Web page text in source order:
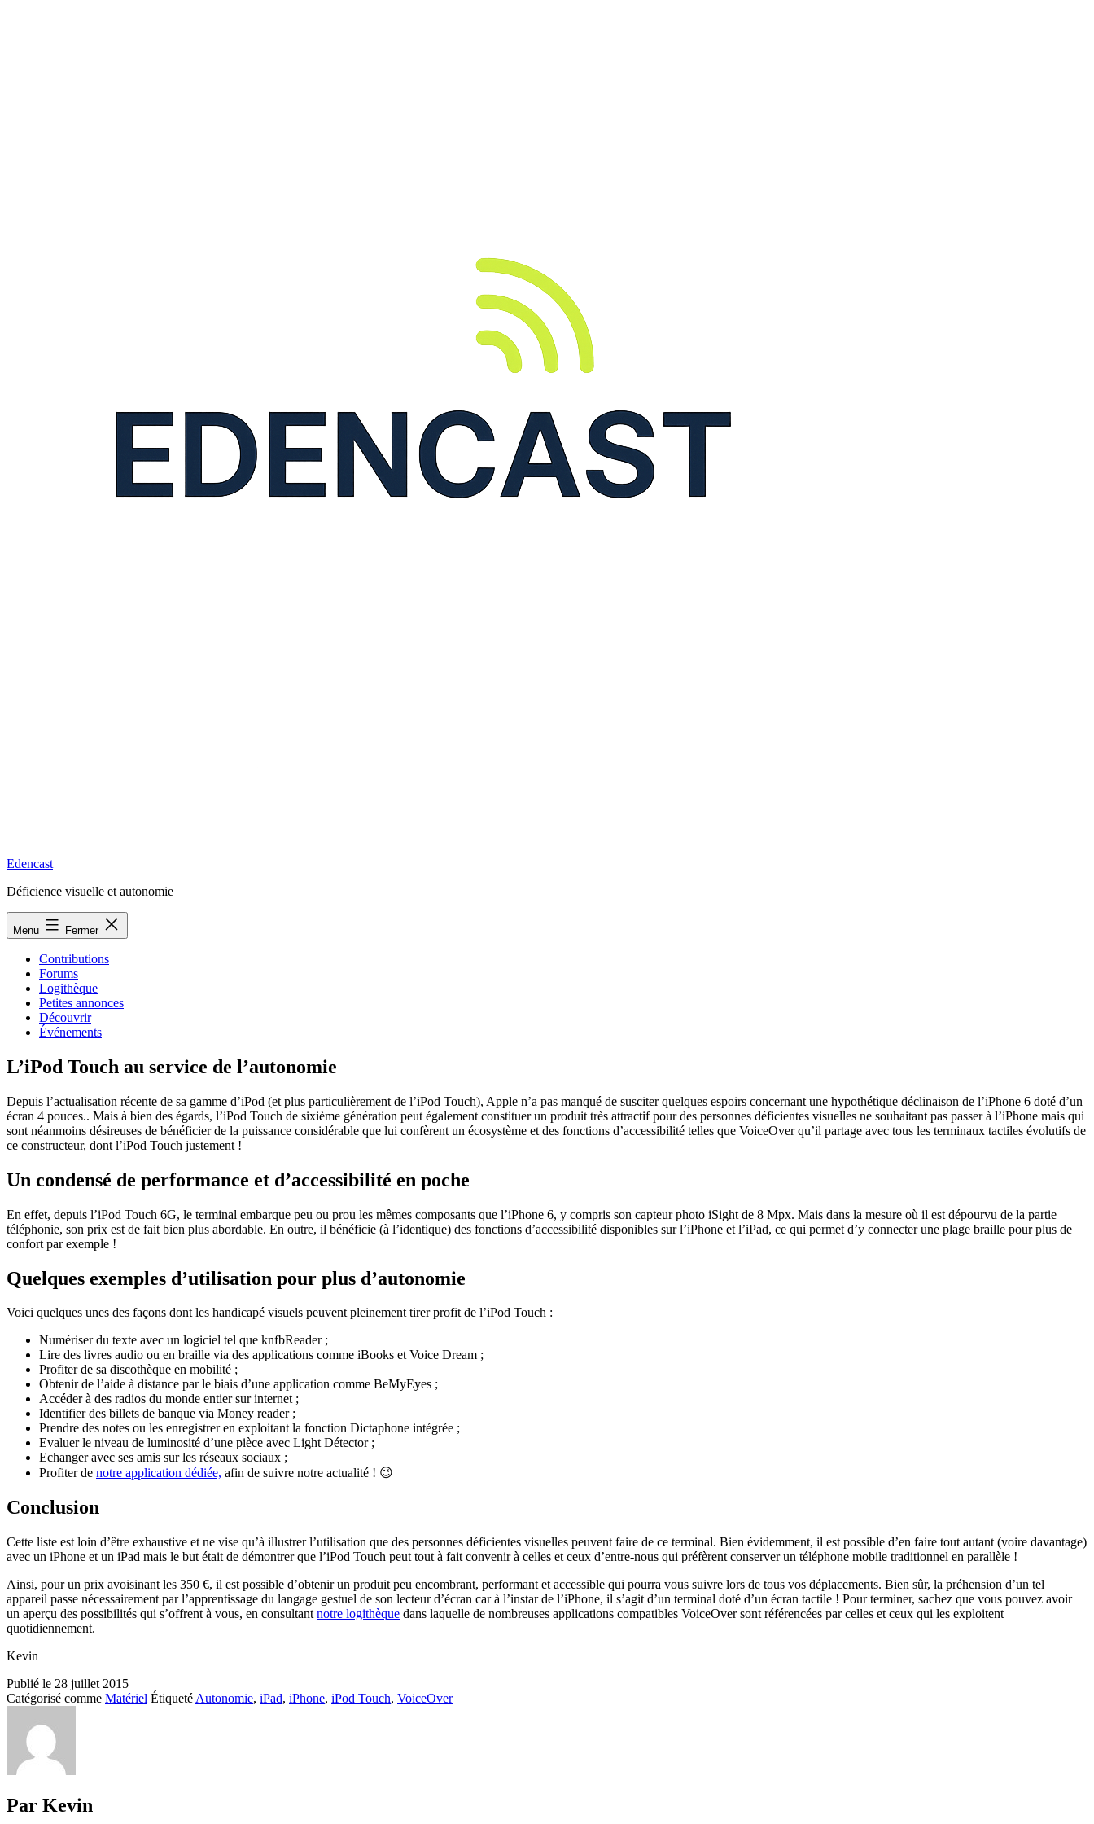
Edencast
Déficience visuelle et autonomie
Menu Fermer
Contributions
Forums
Logithèque
Petites annonces
Découvrir
Événements
L’iPod Touch au service de l’autonomie
Depuis l’actualisation récente de sa gamme d’iPod (et plus particulièrement de l’iPod Touch), Apple n’a pas manqué de susciter quelques espoirs concernant une hypothétique déclinaison de l’iPhone 6 doté d’un
écran 4 pouces.. Mais à bien des égards, l’iPod Touch de sixième génération peut également constituer un produit très attractif pour des personnes déficientes visuelles ne souhaitant pas passer à l’iPhone mais qui
sont néanmoins désireuses de bénéficier de la puissance considérable que lui confèrent un écosystème et des fonctions d’accessibilité telles que VoiceOver qu’il partage avec tous les terminaux tactiles évolutifs de
ce constructeur, dont l’iPod Touch justement !
Un condensé de performance et d’accessibilité en poche
En effet, depuis l’iPod Touch 6G, le terminal embarque peu ou prou les mêmes composants que l’iPhone 6, y compris son capteur photo iSight de 8 Mpx. Mais dans la mesure où il est dépourvu de la partie
téléphonie, son prix est de fait bien plus abordable. En outre, il bénéficie (à l’identique) des fonctions d’accessibilité disponibles sur l’iPhone et l’iPad, ce qui permet d’y connecter une plage braille pour plus de
confort par exemple !
Quelques exemples d’utilisation pour plus d’autonomie
Voici quelques unes des façons dont les handicapé visuels peuvent pleinement tirer profit de l’iPod Touch :
Numériser du texte avec un logiciel tel que knfbReader ;
Lire des livres audio ou en braille via des applications comme iBooks et Voice Dream ;
Profiter de sa discothèque en mobilité ;
Obtenir de l’aide à distance par le biais d’une application comme BeMyEyes ;
Accéder à des radios du monde entier sur internet ;
Identifier des billets de banque via Money reader ;
Prendre des notes ou les enregistrer en exploitant la fonction Dictaphone intégrée ;
Evaluer le niveau de luminosité d’une pièce avec Light Détector ;
Echanger avec ses amis sur les réseaux sociaux ;
Profiter de notre application dédiée, afin de suivre notre actualité ! 😉
Conclusion
Cette liste est loin d’être exhaustive et ne vise qu’à illustrer l’utilisation que des personnes déficientes visuelles peuvent faire de ce terminal. Bien évidemment, il est possible d’en faire tout autant (voire davantage)
avec un iPhone et un iPad mais le but était de démontrer que l’iPod Touch peut tout à fait convenir à celles et ceux d’entre-nous qui préfèrent conserver un téléphone mobile traditionnel en parallèle !
Ainsi, pour un prix avoisinant les 350 €, il est possible d’obtenir un produit peu encombrant, performant et accessible qui pourra vous suivre lors de tous vos déplacements. Bien sûr, la préhension d’un tel
appareil passe nécessairement par l’apprentissage du langage gestuel de son lecteur d’écran car à l’instar de l’iPhone, il s’agit d’un terminal doté d’un écran tactile ! Pour terminer, sachez que vous pouvez avoir
un aperçu des possibilités qui s’offrent à vous, en consultant notre logithèque dans laquelle de nombreuses applications compatibles VoiceOver sont référencées par celles et ceux qui les exploitent
quotidiennement.
Kevin
Publié le 28 juillet 2015
Catégorisé comme Matériel Étiqueté Autonomie, iPad, iPhone, iPod Touch, VoiceOver
Par Kevin